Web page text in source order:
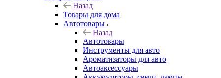
Назад
Товары для дома
Автотовары
Назад
Автотовары
Инструменты для авто
Ароматизаторы для авто
Автоаксессуары